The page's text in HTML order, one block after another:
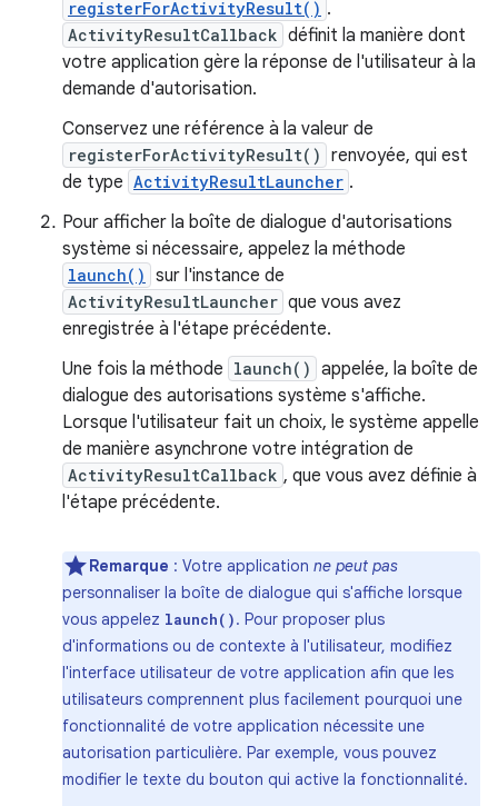
registerForActivityResult() .
ActivityResultCallback définit la manière dont
votre application gère la réponse de l'utilisateur à la
demande d'autorisation.
Conservez une référence à la valeur de
registerForActivityResult() renvoyée, qui est
de type ActivityResultLauncher .
Pour afficher la boîte de dialogue d'autorisations
système si nécessaire, appelez la méthode
launch() sur l'instance de
ActivityResultLauncher que vous avez
enregistrée à l'étape précédente.
Une fois la méthode launch() appelée, la boîte de
dialogue des autorisations système s'affiche.
Lorsque l'utilisateur fait un choix, le système appelle
de manière asynchrone votre intégration de
ActivityResultCallback , que vous avez définie à
l'étape précédente.
Remarque : Votre application ne peut pas
personnaliser la boîte de dialogue qui s'affiche lorsque
vous appelez launch(). Pour proposer plus
d'informations ou de contexte à l'utilisateur, modifiez
l'interface utilisateur de votre application afin que les
utilisateurs comprennent plus facilement pourquoi une
fonctionnalité de votre application nécessite une
autorisation particulière. Par exemple, vous pouvez
modifier le texte du bouton qui active la fonctionnalité.